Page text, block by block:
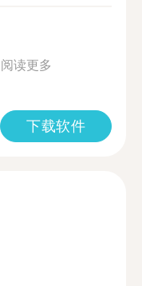
阅读更多
下载软件